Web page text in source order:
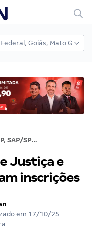
PCSP, SAP/SP e Sec. de Justiça e Cidadania/SC encerram inscrições
Justiça e
inscrições
em 17/10/25